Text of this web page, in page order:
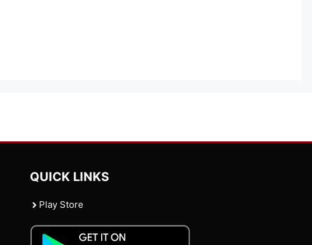
QUICK LINKS
Play Store